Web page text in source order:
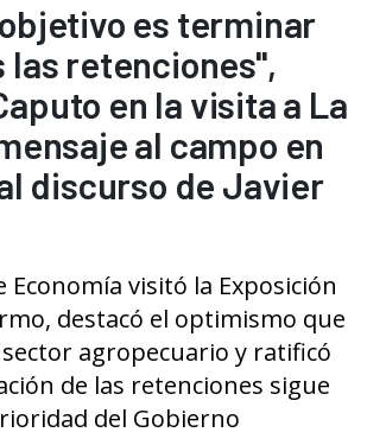
es terminar
las retenciones",
en la visita a La
al campo en
discurso de Javier
Economía visitó la Exposición
destacó el optimismo que
agropecuario y ratificó
de las retenciones sigue
del Gobierno